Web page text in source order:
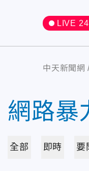
LIVE
中天新聞網
網路暴
全部 即時 要